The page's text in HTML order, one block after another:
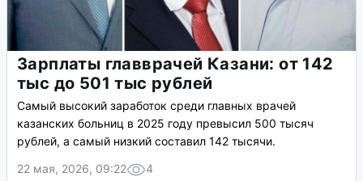
Зарплаты главврачей Казани: от 142
тыс до 501 тыс рублей
Самый высокий заработок среди главных врачей
казанских больниц в 2025 году превысил 500 тысяч
рублей, а самый низкий составил 142 тысячи.
22 мая, 2026, 09:22
4